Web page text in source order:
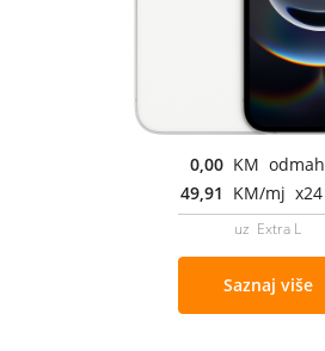
0,00 KM odmah
49,91 KM/mj x24
uz Extra L
Saznaj više